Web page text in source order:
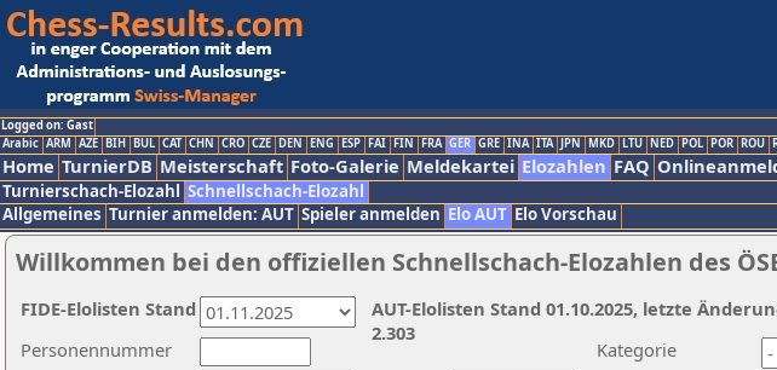
Logged on: Gast
Arabic ARM AZE BIH BUL CAT CHN CRO CZE DEN ENG ESP FAI FIN FRA GER GRE INA ITA JPN MKD LTU NED POL POR ROU
Home TurnierDB Meisterschaft Foto-Galerie Meldekartei Elozahlen FAQ
Turnierschach-Elozahl Schnellschach-Elozahl
Allgemeines Turnier anmelden: AUT Spieler anmelden Elo AUT Elo Vorschau
Willkommen bei den offiziellen Schnellschach-Elozahlen des
Kategorie
Personennummer
AUT-Elolisten Stand 01.10.2025, letzte
2.303
FIDE-Elolisten Stand